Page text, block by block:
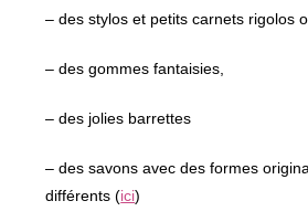
– des stylos et petits carnets rigolos
– des gommes fantaisies,
– des jolies barrettes
– des savons avec des formes
différents (ici)